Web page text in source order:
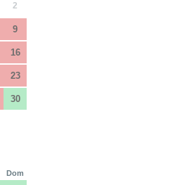
2
9
16
23
30
Dom